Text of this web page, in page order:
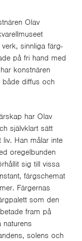
Olav
sinnliga färg-
på fri hand med
konstnären
både diffus och
har Olav
självklart sätt
Han målar inte
oregelbunden
sig till vissa
färg­schemat
Färgernas
som den
fram på
naturens
solens och